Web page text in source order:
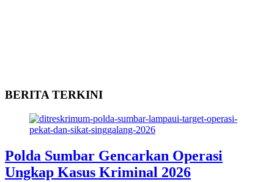
BERITA TERKINI
Polda Sumbar Gencarkan Operasi
Ungkap Kasus Kriminal 2026